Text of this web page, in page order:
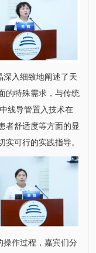
深入细致地阐述了天
的特殊需求，与传统
线导管置入技术在
者舒适度等方面的显
可行的实践指导。
操作过程，嘉宾们分